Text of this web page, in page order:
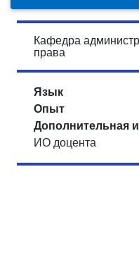
Кафедра
права
Язык
Опыт
Дополнительная
ИО доцента